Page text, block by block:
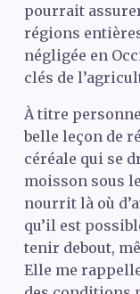
pourrait
régions
négligée en
clés de
À titre
belle leçon de
céréale qui se
moisson sous
nourrit là où
qu’il est
tenir debout,
Elle me